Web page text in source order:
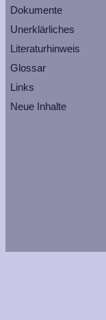
Dokumente
Unerklärliches
Literaturhinweis
Glossar
Links
Neue Inhalte